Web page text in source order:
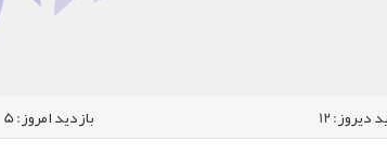
بازدید امروز:5 دیروز:12